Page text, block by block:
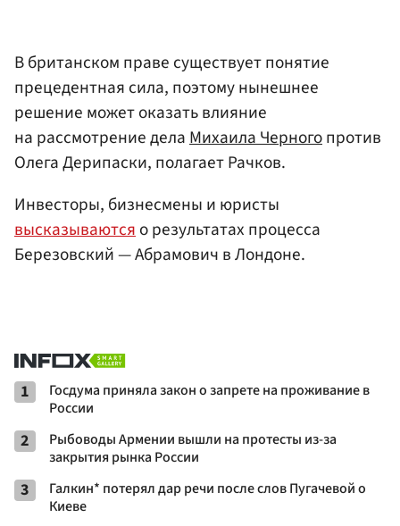
В британском праве существует понятие
прецедентная сила, поэтому нынешнее
решение может оказать влияние
на рассмотрение дела Михаила Черногопротив
Олега Дерипаски, полагает Рачков.
Инвесторы, бизнесмены и юристы
высказываютсяо результатах процесса
Березовский — Абрамович в Лондоне.
1
Госдума приняла закон о запрете на проживание в
России
2
Рыбоводы Армении вышли на протесты из-за
закрытия рынка России
3
Галкин* потерял дар речи после слов Пугачевой о
Киеве